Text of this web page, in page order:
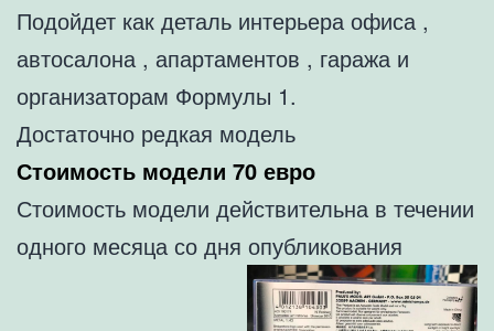
Подойдет как деталь интерьера офиса ,
автосалона , апартаментов , гаража и
организаторам Формулы 1.
Достаточно редкая модель
Стоимость модели 70 евро
Стоимость модели действительна в течении
одного месяца со дня опубликования